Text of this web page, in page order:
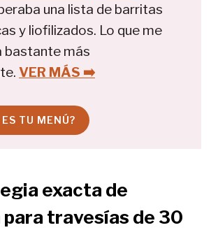
una lista de barritas
y liofilizados. Lo que me
bastante más
VER MÁS ➡️
TU MENÚ?
exacta de
travesías de 30